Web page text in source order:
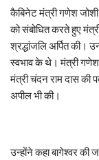
कैबिनेट मंत्री गणेश जोशी
को संबोधित करते हुए
श्रद्धांजलि अर्पित की।
स्वभाव के थे। मंत्री गणेश
मंत्री चंदन राम दास की
अपील भी की।
उन्होंने कहा बागेश्वर की